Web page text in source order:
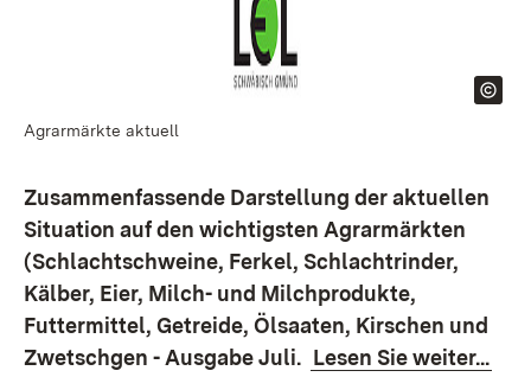
Agrarmärkte aktuell
Zusammenfassende Darstellung der aktuellen
Situation auf den wichtigsten Agrarmärkten
(Schlachtschweine, Ferkel, Schlachtrinder,
Kälber, Eier, Milch- und Milchprodukte,
Futtermittel, Getreide, Ölsaaten, Kirschen und
Zwetschgen - Ausgabe Juli. Lesen Sie weiter...